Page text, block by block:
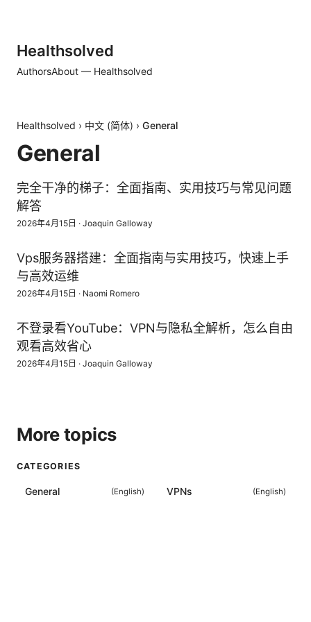
Healthsolved
AuthorsAbout — Healthsolved
Healthsolved › 中文 (简体) › General
General
完全干净的梯子：全面指南、实用技巧与常见问题
解答
2026年4月15日 · Joaquin Galloway
Vps服务器搭建：全面指南与实用技巧，快速上手
与高效运维
2026年4月15日 · Naomi Romero
不登录看YouTube：VPN与隐私全解析，怎么自由
观看高效省心
2026年4月15日 · Joaquin Galloway
More topics
CATEGORIES
General (English) VPNs (English)